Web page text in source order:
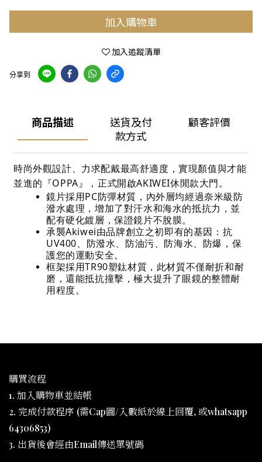
加入購物車
加入追蹤清單
分享到
商品描述
送貨及付
款方式
顧客評價
時尚外觀設計、力求配戴最高舒適度，實現顏值與才能
並進的『OPPA』，正式開啟AKIWEI休閒款大門。
鏡片採用PC防彈材質，內外層均經過奈米級防
潑水處理，增加了對汗水和海水的抵抗力，並
配有硬化鍍層，保證鏡片不脫膜。
承襲Akiwei由品牌創立之初即有的基因：抗
UV400、防潑水、防油污、防海水、防爆，保
護您的運動安全。
框架採用TR90塑鈦材質，此材質不僅耐折和耐
磨，還能抵抗撞擊，極大提升了眼鏡的整體耐
用程度。
購買流程
1. 加入購物車並結帳
2. 完成付款程序 (需Cap圖/入數紙於線上回覆, 或whatsapp
64306853)
3. 出貨後會經由Email傳送單號碼